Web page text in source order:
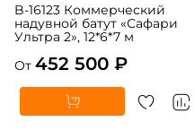
B-16123 Коммерческий
надувной батут «Сафари
Ультра 2», 12*6*7 м
От 452 500 ₽